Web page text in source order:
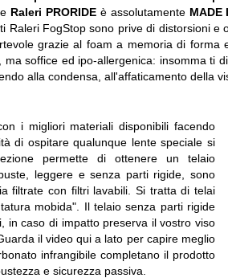
Raleri PRORIDEè assolutamente MADE
FogStop sono prive di distorsioni e
grazie al foam a memoria di forma
soffice ed ipo-allergenica: insomma ti
alla condensa, all'affaticamento della
i migliori materiali disponibili facendo
di ospitare qualunque lente speciale si
permette di ottenere un telaio
leggere e senza parti rigide, sono
filtrate con filtri lavabili. Si tratta di telai
mobida". Il telaio senza parti rigide
in caso di impatto preserva il vostro viso
il video qui a lato per capire meglio
infrangibile completano il prodotto
e sicurezza passiva.